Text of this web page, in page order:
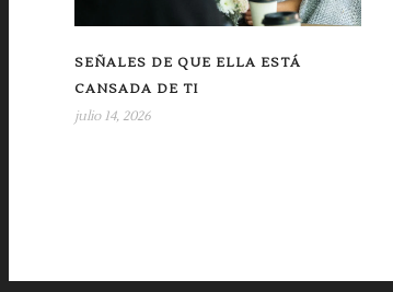
SEÑALES DE QUE ELLA ESTÁ
CANSADA DE TI
julio 14, 2026